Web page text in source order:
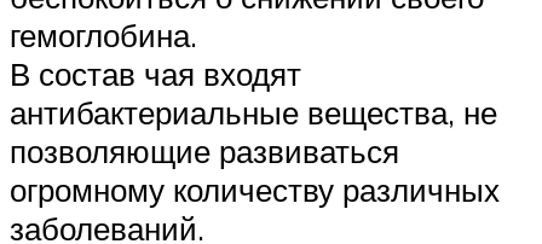
гемоглобина.
В состав чая входят
антибактериальные вещества, не
позволяющие развиваться
огромному количеству различных
заболеваний.